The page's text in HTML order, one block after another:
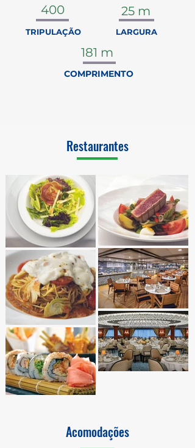
400 25 m
TRIPULAÇÃO LARGURA
181 m
COMPRIMENTO
Restaurantes
Acomodações